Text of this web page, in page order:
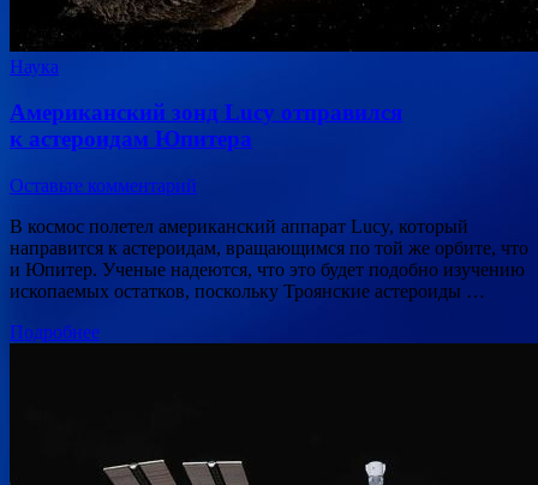
Наука
Американский зонд Lucy отправился
к астероидам Юпитера
Оставьте комментарий
В космос полетел американский аппарат Lucy, который
направится к астероидам, вращающимся по той же орбите, что
и Юпитер. Ученые надеются, что это будет подобно изучению
ископаемых остатков, поскольку Троянские астероиды …
Подробнее